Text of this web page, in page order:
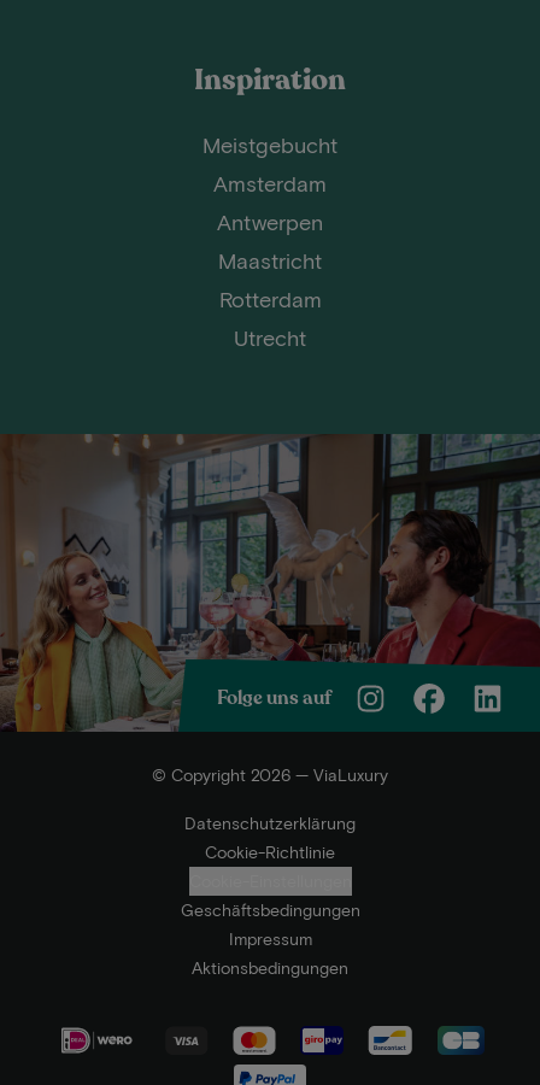
Inspiration
Meistgebucht
Amsterdam
Antwerpen
Maastricht
Rotterdam
Utrecht
Folge uns auf
© Copyright 2026 — ViaLuxury
Datenschutzerklärung
Cookie-Richtlinie
Geschäftsbedingungen
Impressum
Aktionsbedingungen